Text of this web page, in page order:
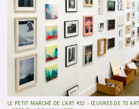
LE PETIT MARCHÉ DE L’ART #32 – ŒUVRES DE 75